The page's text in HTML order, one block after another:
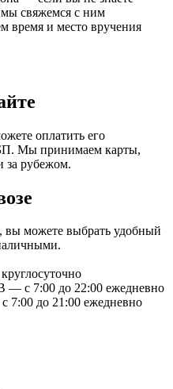
мы свяжемся с ним
время и место вручения
оплатить его
Мы принимаем карты,
за рубежом.
вы можете выбрать удобный
— с 7:00 до 22:00 ежедневно
7:00 до 21:00 ежедневно